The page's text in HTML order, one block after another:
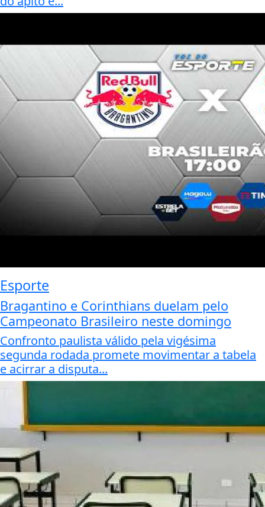
Esporte
Bragantino e Corinthians duelam pelo
Campeonato Brasileiro neste domingo
Confronto paulista válido pela vigésima
segunda rodada promete movimentar a tabela
e acirrar a disputa...